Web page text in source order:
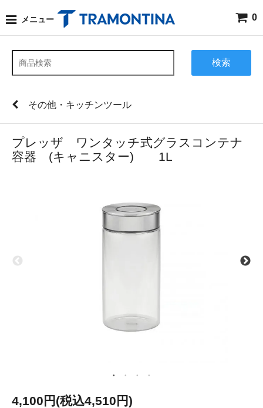
メニュー 0
検索
その他・キッチンツール
プレッザ ワンタッチ式グラスコンテナ
容器 (キャニスター) 1L
4,100円(税込4,510円)